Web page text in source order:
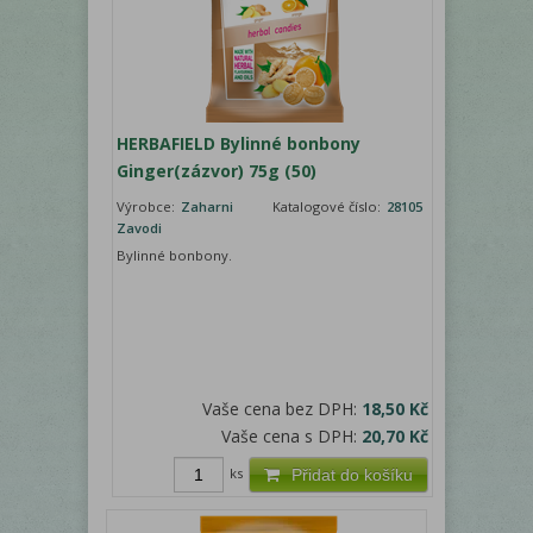
HERBAFIELD Bylinné bonbony
Ginger(zázvor) 75g (50)
Výrobce: Zaharni
Zavodi
Katalogové číslo: 28105
Bylinné bonbony.
Vaše cena bez DPH: 18,50 Kč
Vaše cena s DPH: 20,70 Kč
Přidat do košíku
ks